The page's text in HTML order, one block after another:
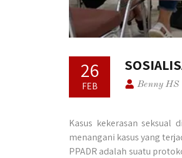
26
FEB Benny HS
Kasus kekerasan seksual
menangani kasus yang
PPADR adalah suatu